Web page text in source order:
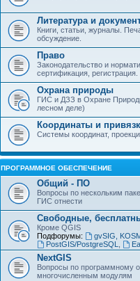
Литература и
Книги, статьи, журналы.
обсуждение.
Право
Законодательство и
сертификация, регистрация.
Охрана природы
ГИС и ДЗЗ в Охране
лесном деле)
Координаты и
Системы координат,
ПРОГРАММНОЕ ОБЕСПЕЧЕНИЕ
Общий - ПО
Вопросы по нескольким
ГИС отнести
Свободные,
Кроме QGIS
Подфорумы:
gvSIG,
PostGIS/PostgreSQL
NextGIS
Вопросы по программному
многочисленным модулям